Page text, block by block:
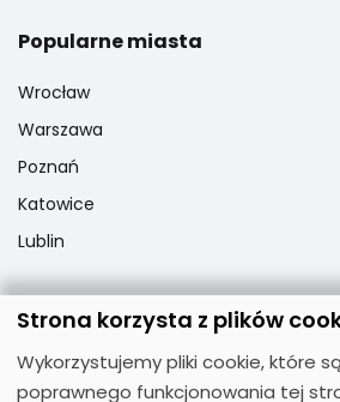
Popularne miasta
Wrocław
Warszawa
Poznań
Katowice
Lublin
Popularne przedmioty
Język angielski
Strona korzysta z plików
Wykorzystujemy pliki cookie, które
poprawnego funkcjonowania tej